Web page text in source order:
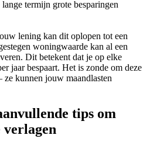
termijn grote besparingen
lening kan dit oplopen tot een
woningwaarde kan al een
Dit betekent dat je op elke
jaar bespaart. Het is zonde om deze
kunnen jouw maandlasten
tips om
verlagen